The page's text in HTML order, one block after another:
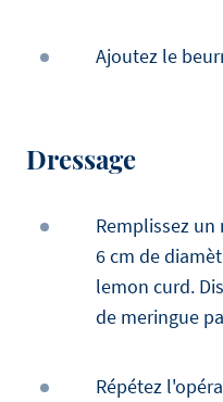
Ajoutez le
Dressage
Remplissez
6 cm de
lemon curd.
de meringue
Répétez